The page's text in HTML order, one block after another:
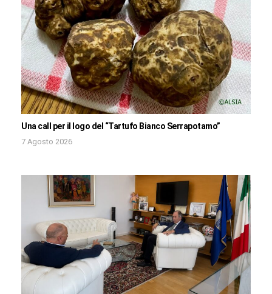
Una call per il logo del “Tartufo Bianco Serrapotamo”
7 Agosto 2026